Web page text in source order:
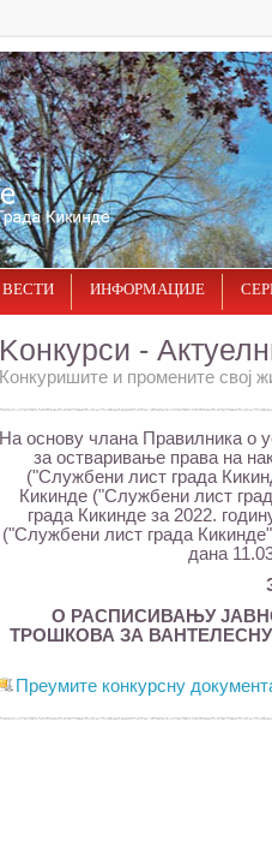
ВЕСТИ ИНФОРМАЦИЈЕ
Kонкурси -
Конкуришите и промените свој
На основу члана Правилника о
за остваривање права на
("Службени лист града
Кикинде ("Службени лист
града Кикинде за 2022.
("Службени лист града
дана
О РАСПИСИВАЊУ
ТРОШКОВА ЗА
Преумите конкурсну